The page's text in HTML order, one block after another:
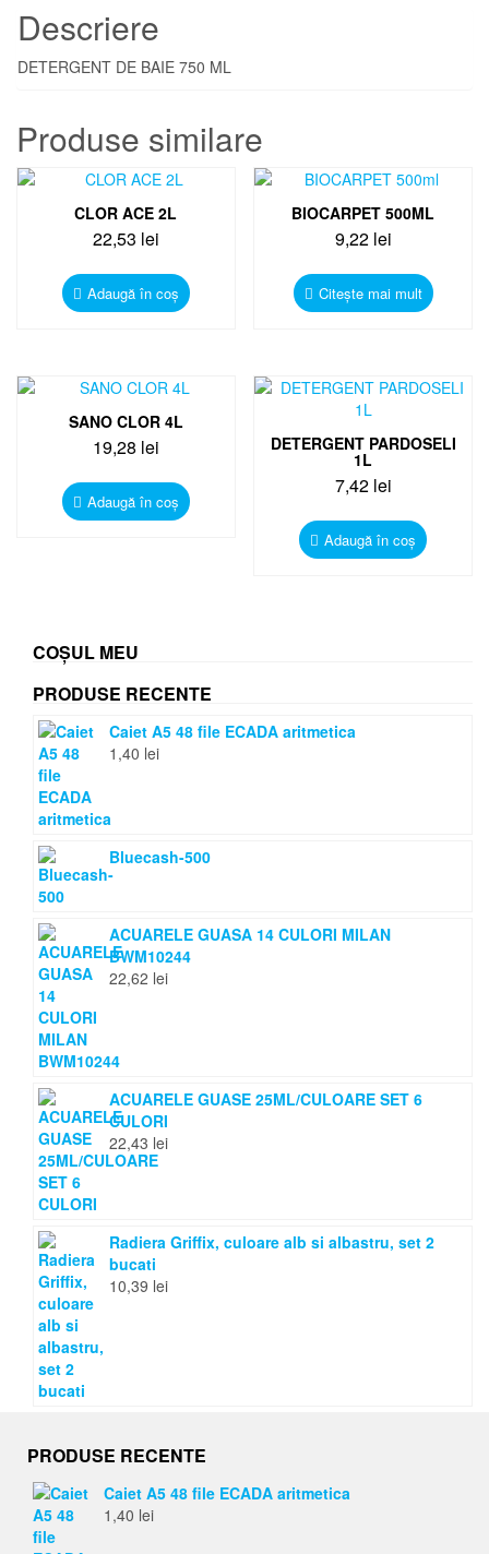
ML
Descriere
DETERGENT DE BAIE 750 ML
Produse similare
CLOR ACE 2L
22,53 lei
Adaugă în coș
BIOCARPET 500ML
9,22 lei
Citește mai mult
SANO CLOR 4L
19,28 lei
Adaugă în coș
DETERGENT PARDOSELI
1L
7,42 lei
Adaugă în coș
COȘUL MEU
PRODUSE RECENTE
Caiet A5 48 file ECADA aritmetica
1,40 lei
Bluecash-500
ACUARELE GUASA 14 CULORI MILAN
BWM10244
22,62 lei
ACUARELE GUASE 25ML/CULOARE SET 6
CULORI
22,43 lei
Radiera Griffix, culoare alb si albastru, set 2
bucati
10,39 lei
PRODUSE RECENTE
Caiet A5 48 file ECADA aritmetica
1,40 lei